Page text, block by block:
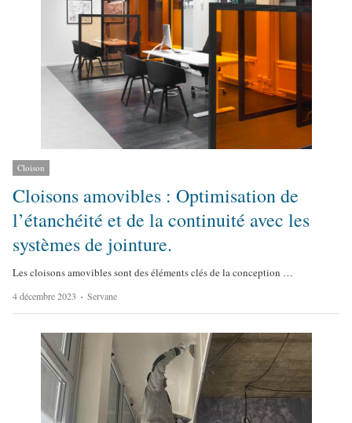
Cloison
Cloisons amovibles : Optimisation de
l’étanchéité et de la continuité avec les
systèmes de jointure.
Les cloisons amovibles sont des éléments clés de la conception …
4 décembre 2023
A
u
Servane